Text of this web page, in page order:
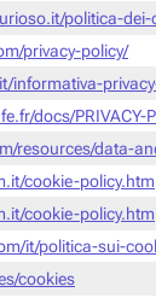
politica-dei-
privacy-policy/
informativa-
docs/PRIVACY-
resources/data-
cookie-policy.htm
cookie-policy.htm
it/politica-sui-
cookies